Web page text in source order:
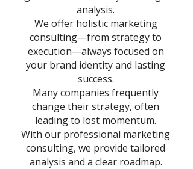
analysis.
We offer holistic marketing
consulting—from strategy to
execution—always focused on
your brand identity and lasting
success.
Many companies frequently
change their strategy, often
leading to lost momentum.
With our professional marketing
consulting, we provide tailored
analysis and a clear roadmap.